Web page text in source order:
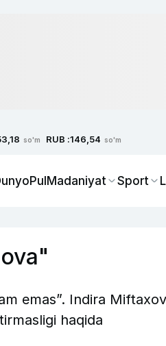
so'm RUB :146,54 so'm
PulMadaniyat Sport
emas”. Indira
haqida